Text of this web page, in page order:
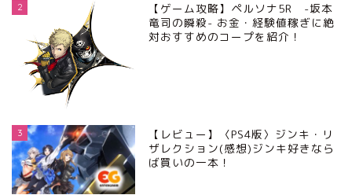
2
【ゲーム攻略】ペルソナ5R -坂本
竜司の瞬殺- お金・経験値稼ぎに絶
対おすすめのコープを紹介！
3
【レビュー】〈PS4版〉ジンキ・リ
ザレクション(感想)ジンキ好きなら
ば買いの一本！